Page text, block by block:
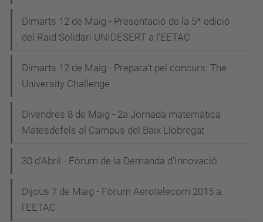
Dimarts 12 de Maig - Presentació de la 5ª edició
del Raid Solidari UNIDESERT a l'EETAC
Dimarts 12 de Maig - Prepara't pel concurs: The
University Challenge
Divendres 8 de Maig - 2a Jornada matemàtica
Matesdefels al Campus del Baix Llobregat
30 d'Abril - Fòrum de la Demanda d'Innovació
Dijous 7 de Maig - Fòrum Aerotelecom 2015 a
l'EETAC